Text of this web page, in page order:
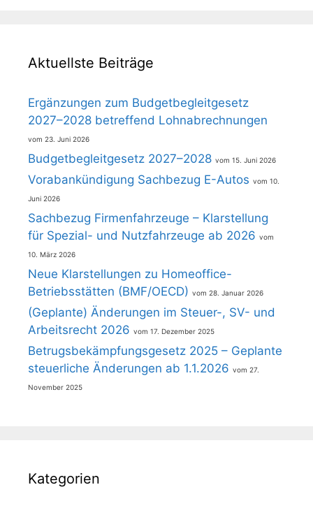
Aktuellste Beiträge
Ergänzungen zum Budgetbegleitgesetz
2027–2028 betreffend Lohnabrechnungen
23. Juni 2026
Budgetbegleitgesetz 2027–2028 15. Juni 2026
Vorabankündigung Sachbezug E-Autos 10.
Juni 2026
Sachbezug Firmenfahrzeuge – Klarstellung
für Spezial- und Nutzfahrzeuge ab 2026
10. März 2026
Neue Klarstellungen zu Homeoffice-
Betriebsstätten (BMF/OECD)
28. Januar 2026
(Geplante) Änderungen im Steuer-, SV- und
Arbeitsrecht 2026
17. Dezember 2025
Betrugsbekämpfungsgesetz 2025 – Geplante
steuerliche Änderungen ab 1.1.2026
27.
November 2025
Kategorien